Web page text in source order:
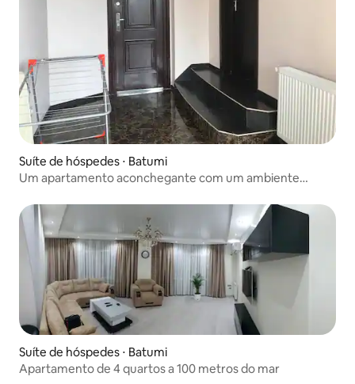
Suíte de hóspedes ⋅ Batumi
Um apartamento aconchegante com um ambiente
Suíte de hóspedes ⋅ Batumi
Apartamento de 4 quartos a 100 metros do mar